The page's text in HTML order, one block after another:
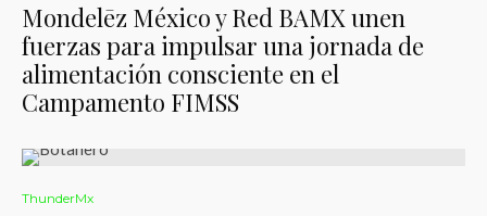
Mondelēz México y Red BAMX unen
fuerzas para impulsar una jornada de
alimentación consciente en el
Campamento FIMSS
ThunderMx